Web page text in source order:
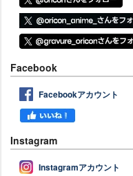
Facebook
Facebookアカウント
Instagram
Instagramアカウント